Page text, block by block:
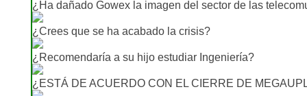
¿Ha dañado Gowex la imagen del sector de las
¿Crees que se ha acabado la crisis?
¿Recomendaría a su hijo estudiar Ingeniería?
¿ESTÁ DE ACUERDO CON EL CIERRE DE